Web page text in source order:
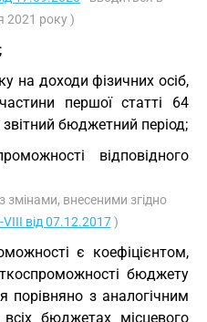
2021 року )
на доходи фізичних осіб,
першої статті 64
бюджетний період;
відповідного
змінами, внесеними згідно
від 07.12.2017)
є коефіцієнтом,
бюджету
порівняно з аналогічним
бюджетах місцевого